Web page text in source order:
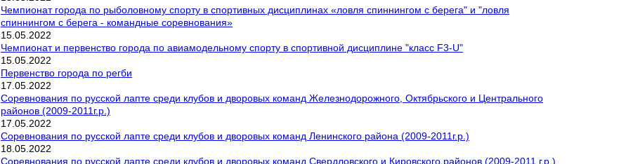
Чемпионат города по рыболовному спорту в спортивных дисциплинах «ловля спиннингом с берега" и "ловля
спиннингом с берега - командные соревнования»
15 05 2022
Чемпионат и первенство города по авиамодельному спорту в спортивной дисциплине "класс F3-U"
15 05 2022
Первенство города по регби
17 05 2022
Соревнования по русской лапте среди клубов и дворовых команд Железнодорожного, Октябрьского и Центрального
районов (2009-2011г.р.)
17 05 2022
Соревнования по русской лапте среди клубов и дворовых команд Ленинского района (2009-2011г.р.)
18 05 2022
Соревнования по русской лапте среди клубов и дворовых команд Свердловского и Кировского районов (2009-2011 г.р.)